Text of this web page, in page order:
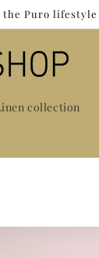
Puro lifestyle
collection